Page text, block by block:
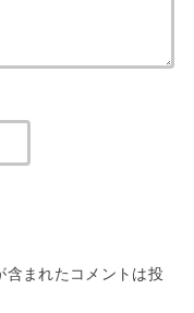
含まれたコメントは投